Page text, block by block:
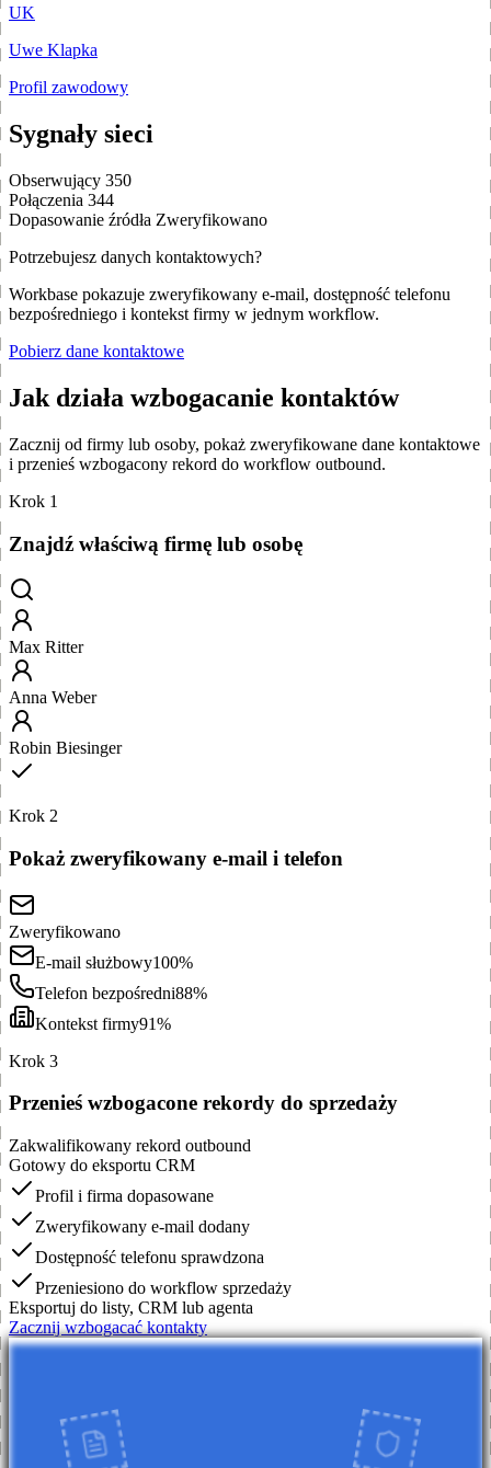
UK
Uwe Klapka
Profil zawodowy
Sygnały sieci
Obserwujący 350
Połączenia 344
Dopasowanie źródła Zweryfikowano
Potrzebujesz danych kontaktowych?
Workbase pokazuje zweryfikowany e-mail, dostępność telefonu
bezpośredniego i kontekst firmy w jednym workflow.
Pobierz dane kontaktowe
Jak działa wzbogacanie kontaktów
Zacznij od firmy lub osoby, pokaż zweryfikowane dane kontaktowe
i przenieś wzbogacony rekord do workflow outbound.
Krok 1
Znajdź właściwą firmę lub osobę
Max Ritter
Anna Weber
Robin Biesinger
Krok 2
Pokaż zweryfikowany e-mail i telefon
Zweryfikowano
E-mail służbowy100%
Telefon bezpośredni88%
Kontekst firmy91%
Krok 3
Przenieś wzbogacone rekordy do sprzedaży
Zakwalifikowany rekord outbound
Gotowy do eksportu CRM
Profil i firma dopasowane
Zweryfikowany e-mail dodany
Dostępność telefonu sprawdzona
Przeniesiono do workflow sprzedaży
Eksportuj do listy, CRM lub agenta
Zacznij wzbogacać kontakty